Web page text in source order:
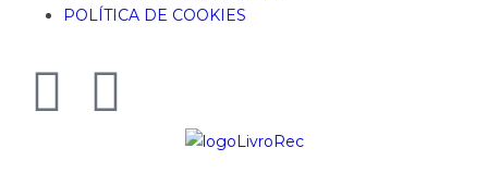
POLÍTICA DE COOKIES